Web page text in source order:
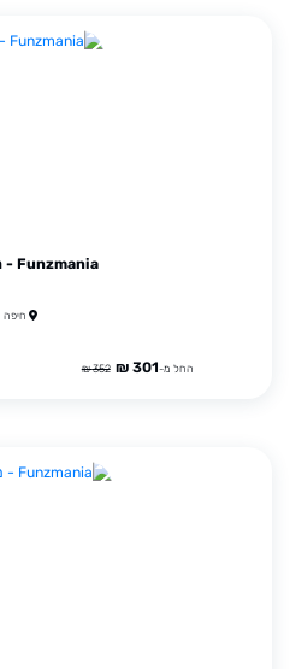
Funzmania - חדרי זעם
חיפה
החל מ-301 ₪
352 ₪